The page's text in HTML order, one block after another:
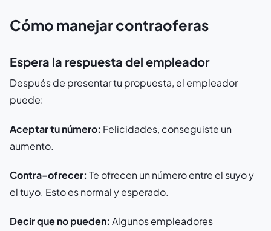
Cómo manejar contraoferas
Espera la respuesta del empleador
Después de presentar tu propuesta, el empleador
puede:
Aceptar tu número: Felicidades, conseguiste un
aumento.
Contra-ofrecer: Te ofrecen un número entre el suyo y
el tuyo. Esto es normal y esperado.
Decir que no pueden: Algunos empleadores